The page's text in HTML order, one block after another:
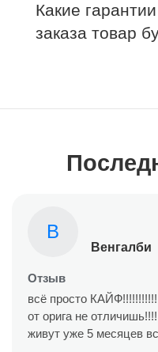
Какие
заказа товар
В
Венгалби
Отзыв
всё просто
от орига не отличишь!!!!
живут уже 5 месяцев